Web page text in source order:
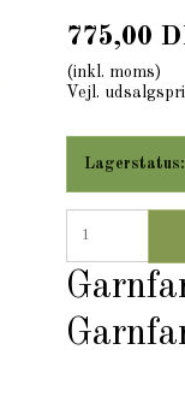
775,00
(inkl. moms)
Vejl.
Lagerstatus: